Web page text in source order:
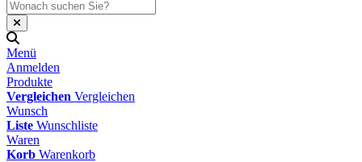
Menü
Anmelden
Produkte
Vergleichen Vergleichen
Wunsch
Liste Wunschliste
Waren
Korb Warenkorb